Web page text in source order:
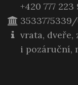
+420 777 223
vrata, dveře,
i pozáruční,